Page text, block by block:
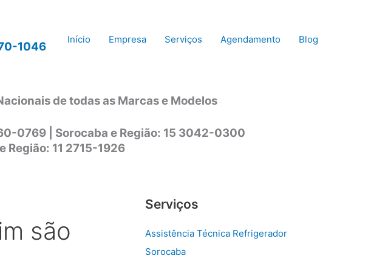
1046
Início Empresa Serviços Agendamento Blog
de todas as Marcas e Modelos
0769 | Sorocaba e Região: 15 3042-0300
Região: 11 2715-1926
são
Serviços
Assistência Técnica Refrigerador
Sorocaba